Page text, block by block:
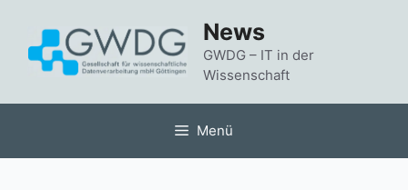
springen
News
GWDG – IT in der
Wissenschaft
Menü